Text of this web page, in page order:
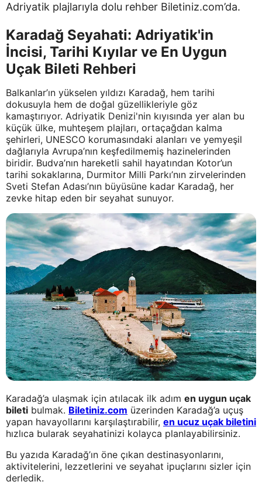
Adriyatik plajlarıyla dolu rehber Biletiniz.com’da.
Karadağ Seyahati: Adriyatik'in
İncisi, Tarihi Kıyılar ve En Uygun
Uçak Bileti Rehberi
Balkanlar’ın yükselen yıldızı Karadağ, hem tarihi
dokusuyla hem de doğal güzellikleriyle göz
kamaştırıyor. Adriyatik Denizi'nin kıyısında yer alan bu
küçük ülke, muhteşem plajları, ortaçağdan kalma
şehirleri, UNESCO korumasındaki alanları ve yemyeşil
dağlarıyla Avrupa’nın keşfedilmemiş hazinelerinden
biridir. Budva’nın hareketli sahil hayatından Kotor’un
tarihi sokaklarına, Durmitor Milli Parkı’nın zirvelerinden
Sveti Stefan Adası’nın büyüsüne kadar Karadağ, her
zevke hitap eden bir seyahat sunuyor.
Karadağ’a ulaşmak için atılacak ilk adım en uygun uçak
bileti bulmak. Biletiniz.com üzerinden Karadağ’a uçuş
yapan havayollarını karşılaştırabilir, en ucuz uçak biletini
hızlıca bularak seyahatinizi kolayca planlayabilirsiniz.
Bu yazıda Karadağ’ın öne çıkan destinasyonlarını,
aktivitelerini, lezzetlerini ve seyahat ipuçlarını sizler için
derledik.